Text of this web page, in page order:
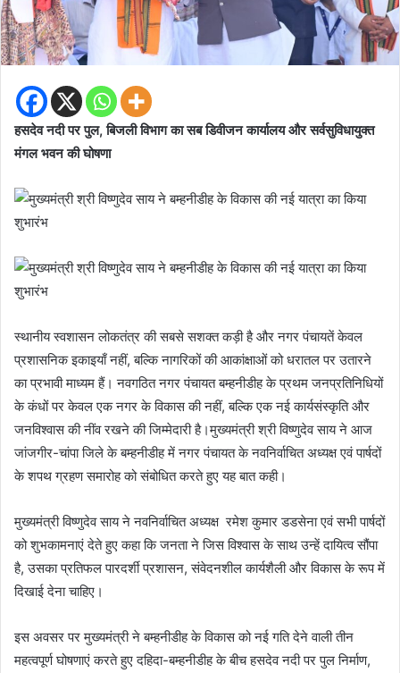
हसदेव नदी पर पुल, बिजली विभाग का सब डिवीजन कार्यालय और सर्वसुविधायुक्त
मंगल भवन की घोषणा
स्थानीय स्वशासन लोकतंत्र की सबसे सशक्त कड़ी है और नगर पंचायतें केवल
प्रशासनिक इकाइयाँ नहीं, बल्कि नागरिकों की आकांक्षाओं को धरातल पर उतारने
का प्रभावी माध्यम हैं। नवगठित नगर पंचायत बम्हनीडीह के प्रथम जनप्रतिनिधियों
के कंधों पर केवल एक नगर के विकास की नहीं, बल्कि एक नई कार्यसंस्कृति और
जनविश्वास की नींव रखने की जिम्मेदारी है।मुख्यमंत्री श्री विष्णुदेव साय ने आज
जांजगीर-चांपा जिले के बम्हनीडीह में नगर पंचायत के नवनिर्वाचित अध्यक्ष एवं पार्षदों
के शपथ ग्रहण समारोह को संबोधित करते हुए यह बात कही।
मुख्यमंत्री विष्णुदेव साय ने नवनिर्वाचित अध्यक्ष रमेश कुमार डडसेना एवं सभी पार्षदों
को शुभकामनाएं देते हुए कहा कि जनता ने जिस विश्वास के साथ उन्हें दायित्व सौंपा
है, उसका प्रतिफल पारदर्शी प्रशासन, संवेदनशील कार्यशैली और विकास के रूप में
दिखाई देना चाहिए।
इस अवसर पर मुख्यमंत्री ने बम्हनीडीह के विकास को नई गति देने वाली तीन
महत्वपूर्ण घोषणाएं करते हुए दहिदा-बम्हनीडीह के बीच हसदेव नदी पर पुल निर्माण,